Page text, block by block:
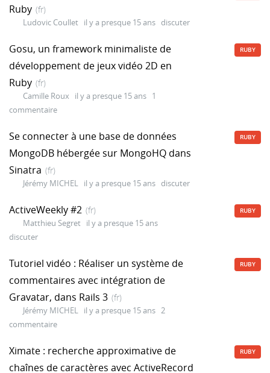
Ruby (fr)
Ludovic Coullet il y a presque 15 ans discuter
Gosu, un framework minimaliste de
développement de jeux vidéo 2D en
Ruby (fr)
Camille Roux il y a presque 15 ans 1
commentaire
RUBY
Se connecter à une base de données
MongoDB hébergée sur MongoHQ dans
Sinatra (fr)
Jérémy MICHEL il y a presque 15 ans discuter
RUBY
ActiveWeekly #2 (fr)
Matthieu Segret il y a presque 15 ans
discuter
RUBY
Tutoriel vidéo : Réaliser un système de
commentaires avec intégration de
Gravatar, dans Rails 3 (fr)
Jérémy MICHEL il y a presque 15 ans 2
commentaire
RUBY
Ximate : recherche approximative de
chaînes de caractères avec ActiveRecord
RUBY